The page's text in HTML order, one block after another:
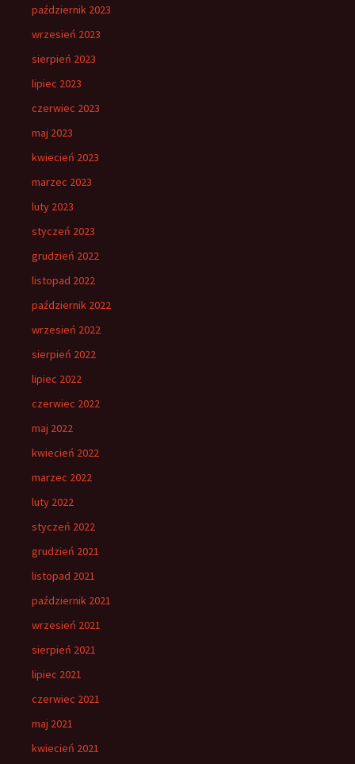
październik 2023
wrzesień 2023
sierpień 2023
lipiec 2023
czerwiec 2023
maj 2023
kwiecień 2023
marzec 2023
luty 2023
styczeń 2023
grudzień 2022
listopad 2022
październik 2022
wrzesień 2022
sierpień 2022
lipiec 2022
czerwiec 2022
maj 2022
kwiecień 2022
marzec 2022
luty 2022
styczeń 2022
grudzień 2021
listopad 2021
październik 2021
wrzesień 2021
sierpień 2021
lipiec 2021
czerwiec 2021
maj 2021
kwiecień 2021